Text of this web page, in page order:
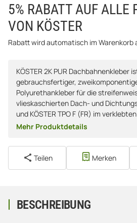
5% RABATT AUF ALLE
VON KÖSTER
Rabatt wird automatisch im Warenkorb
KÖSTER 2K PUR Dachbahnenkleber
gebrauchsfertiger,
Polyurethankleber für die
vlieskaschierten Dach- und
und KÖSTER TPO F (FR) im
Mehr Produktdetails
Teilen Merken
BESCHREIBUNG